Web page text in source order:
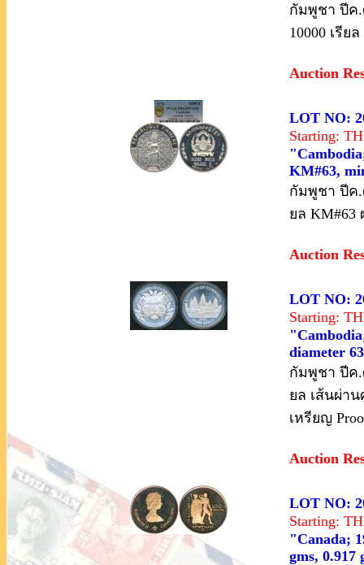
กัมพูชา ปีค.
10000 เรีย
Auction
LOT NO:
Starting:
KM#63,
กัมพูชา ปีค.
ยล KM#63
Auction
LOT NO:
Starting:
diameter
กัมพูชา ปีค.
ยล เส้นผ่า
เหรียญ
Auction
LOT NO:
Starting:
"Canada;
gms, 0.917